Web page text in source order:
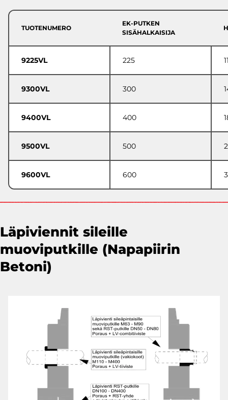
TUOTENUMERO
EK-PUTKEN
SISÄHALKAISIJA
9225VL 225
9300VL 300
9400VL 400
9500VL 500
9600VL 600
Läpiviennit sileille
muoviputkille (Napapiirin
Betoni)